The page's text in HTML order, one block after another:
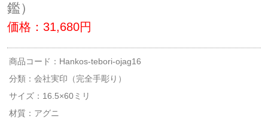
鑑）
価格：31,680円
商品コード：Hankos-tebori-ojag16
分類： 会社実印（完全手彫り）
サイズ：16.5×60ミリ
材質：アグニ